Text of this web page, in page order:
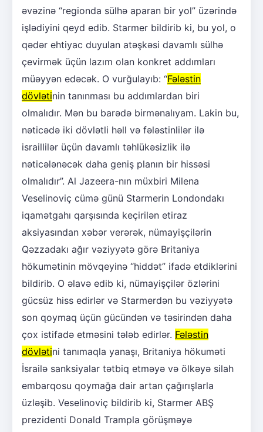
əvəzinə “regionda sülhə aparan bir yol” üzərində
işlədiyini qeyd edib. Starmer bildirib ki, bu yol, o
qədər ehtiyac duyulan atəşkəsi davamlı sülhə
çevirmək üçün lazım olan konkret addımları
müəyyən edəcək. O vurğulayıb: “Fələstin
dövlətinin tanınması bu addımlardan biri
olmalıdır. Mən bu barədə birmənalıyam. Lakin bu,
nəticədə iki dövlətli həll və fələstinlilər ilə
israillilər üçün davamlı təhlükəsizlik ilə
nəticələnəcək daha geniş planın bir hissəsi
olmalıdır”. Al Jazeera-nın müxbiri Milena
Veselinoviç cümə günü Starmerin Londondakı
iqamətgahı qarşısında keçirilən etiraz
aksiyasından xəbər verərək, nümayişçilərin
Qəzzadakı ağır vəziyyətə görə Britaniya
hökumətinin mövqeyinə “hiddət” ifadə etdiklərini
bildirib. O əlavə edib ki, nümayişçilər özlərini
gücsüz hiss edirlər və Starmerdən bu vəziyyətə
son qoymaq üçün gücündən və təsirindən daha
çox istifadə etməsini tələb edirlər. Fələstin
dövlətini tanımaqla yanaşı, Britaniya hökuməti
İsrailə sanksiyalar tətbiq etməyə və ölkəyə silah
embarqosu qoymağa dair artan çağırışlarla
üzləşib. Veselinoviç bildirib ki, Starmer ABŞ
prezidenti Donald Trampla görüşməyə